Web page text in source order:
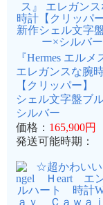
『Hermes エルメ
エレガンスな腕
【クリッパー
シェル文字盤ブ
シルバー
価格： 165,900円
発送可能時期：